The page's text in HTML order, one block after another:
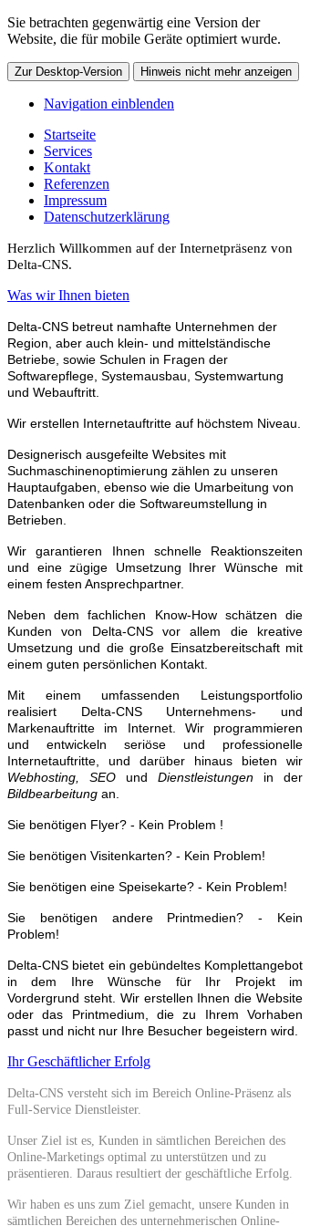
Sie betrachten gegenwärtig eine Version der
Website, die für mobile Geräte optimiert wurde.
Zur Desktop-Version Hinweis nicht mehr anzeigen
Navigation einblenden
Startseite
Services
Kontakt
Referenzen
Impressum
Datenschutzerklärung
Herzlich Willkommen auf der Internetpräsenz von
Delta-CNS.
Was wir Ihnen bieten
Delta-CNS betreut namhafte Unternehmen der
Region, aber auch klein- und mittelständische
Betriebe, sowie Schulen in Fragen der
Softwarepflege, Systemausbau, Systemwartung
und Webauftritt.
Wir erstellen Internetauftritte auf höchstem Niveau.
Designerisch ausgefeilte Websites mit
Suchmaschinenoptimierung zählen zu unseren
Hauptaufgaben, ebenso wie die Umarbeitung von
Datenbanken oder die Softwareumstellung in
Betrieben.
Wir garantieren Ihnen schnelle Reaktionszeiten
und eine zügige Umsetzung Ihrer Wünsche mit
einem festen Ansprechpartner.
Neben dem fachlichen Know-How schätzen die
Kunden von Delta-CNS vor allem die kreative
Umsetzung und die große Einsatzbereitschaft mit
einem guten persönlichen Kontakt.
Mit einem umfassenden Leistungsportfolio
realisiert Delta-CNS Unternehmens- und
Markenauftritte im Internet. Wir programmieren
und entwickeln seriöse und professionelle
Internetauftritte, und darüber hinaus bieten wir
Webhosting, SEO und Dienstleistungen in der
Bildbearbeitung an.
Sie benötigen Flyer? - Kein Problem !
Sie benötigen Visitenkarten? - Kein Problem!
Sie benötigen eine Speisekarte? - Kein Problem!
Sie benötigen andere Printmedien? - Kein
Problem!
Delta-CNS bietet ein gebündeltes Komplettangebot
in dem Ihre Wünsche für Ihr Projekt im
Vordergrund steht. Wir erstellen Ihnen die Website
oder das Printmedium, die zu Ihrem Vorhaben
passt und nicht nur Ihre Besucher begeistern wird.
Ihr Geschäftlicher Erfolg
Delta-CNS versteht sich im Bereich Online-Präsenz als
Full-Service Dienstleister.
Unser Ziel ist es, Kunden in sämtlichen Bereichen des
Online-Marketings optimal zu unterstützen und zu
präsentieren. Daraus resultiert der geschäftliche Erfolg.
Wir haben es uns zum Ziel gemacht, unsere Kunden in
sämtlichen Bereichen des unternehmerischen Online-